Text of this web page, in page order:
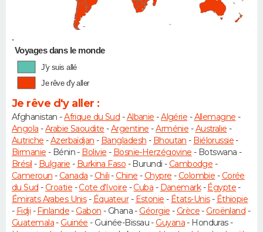
•
Voyages dans le monde
J'y suis allé
Je rêve d'y aller
Je rêve d'y aller :
Afghanistan -Afrique du Sud -Albanie -Algérie -Allemagne -
Angola -Arabie Saoudite -Argentine -Arménie -Australie -
Autriche -Azerbaïdjan - Bangladesh - Bhoutan - Biélorussie-
Birmanie - Bénin - Bolivie - Bosnie-Herzégovine - Botswana -
Brésil - Bulgarie - Burkina Faso - Burundi - Cambodge -
Cameroun - Canada - Chili- Chine - Chypre - Colombie - Corée
du Sud - Croatie -Cote d'Ivoire -Cuba - Danemark-Égypte-
Émirats Arabes Unis- Équateur- Estonie - États-Unis- Éthiopie
- Fidji -Finlande- Gabon - Ghana - Géorgie - Grèce- Groënland -
Guatemala- Guinée - Guinée-Bissau - Guyana- Honduras -